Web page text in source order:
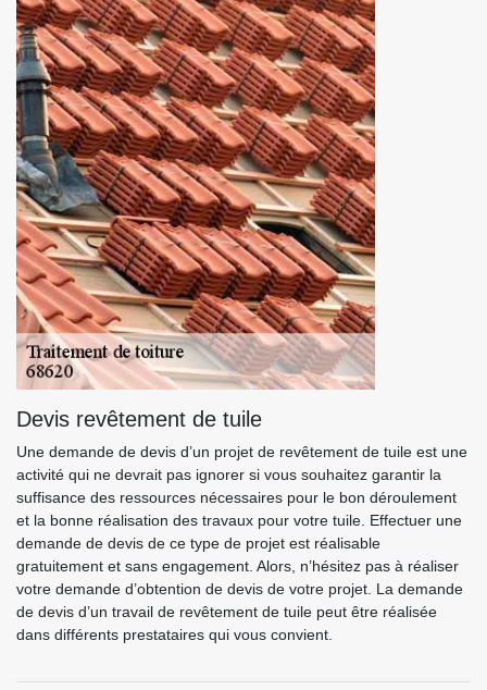
Devis revêtement de tuile
Une demande de devis d’un projet de revêtement de tuile est une
activité qui ne devrait pas ignorer si vous souhaitez garantir la
suffisance des ressources nécessaires pour le bon déroulement
et la bonne réalisation des travaux pour votre tuile. Effectuer une
demande de devis de ce type de projet est réalisable
gratuitement et sans engagement. Alors, n’hésitez pas à réaliser
votre demande d’obtention de devis de votre projet. La demande
de devis d’un travail de revêtement de tuile peut être réalisée
dans différents prestataires qui vous convient.